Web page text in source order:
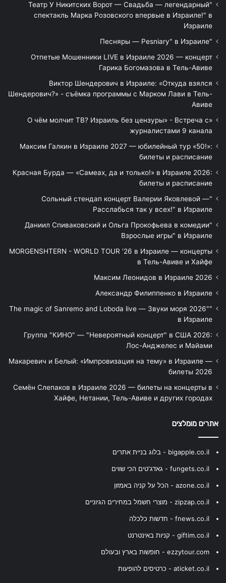
"Театр У Никитских Ворот — Свадьба — легендарный
спектакль Марка Розовского впервые в Израиле!" в
Израиле
"Песняры — Pesniary" в Израиле
Отпетые Мошенники LIVE в Израиле 2026 — концерт
Гарика Богомазова в Тель-Авиве
Виктор Шендерович в Израиле: «Откуда взялся
Шендерович?» - съёмка программы с Марком Лави в Тель-
Авиве
«О чём молчит ТВ? Израиль без цензуры» - Встреча с
журналистами 9 канала
Максим Галкин в Израиле 2027 — юбилейный тур «50!»:
билеты и расписание
Красная Бурда — «Самеах, да и только!» в Израиле 2026:
билеты и расписание
"Сольный стендап концерт Валерии Яковлевой —
Расслабься так у всех!" в Израиле
"Даниил Спиваковский и Ольга Прокофьева в комедии
Взрослые игры" в Израиле
MORGENSHTERN - WORLD TOUR '26 в Израиле — концерты
в Тель-Авиве и Хайфе
Максим Леонидов в Израиле 2026
Александр Филиппенко в Израиле
"The magic of Sanremo and Loboda live — Звуки моря 2026"
в Израиле
Группа "КИНО" — "Невероятный концерт" в США 2026:
Лос-Анджелес и Майами
Макаревич и Белый: «Импровизация на тему» в Израиле —
билеты 2026
Семён Слепаков в Израиле 2026 — билеты на концерты в
Хайфе, Нетании, Тель-Авиве и других городах
אתרים מומלצים
bigapple.co.il - בלוג בניית אתרים
fungets.co.il - גאדג'טים הכי שווים
azone.co.il - הכל על קניה באמזון
zipzap.co.il - מוצרי חשמל במחירים הגיוניים
fnews.co.il - חדשות כלכלה
giftim.co.il - קניות באינטרנט
ezzytour.com - חופשות בארץ ובעולם
aticket.co.il - כרטיסים להופעות